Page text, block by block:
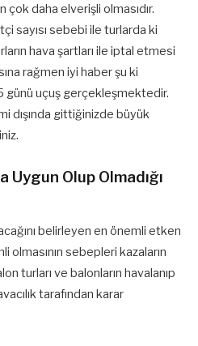
daha elverişli olmasıdır.
sayısı sebebi ile turlarda ki
hava şartları ile iptal etmesi
rağmen iyi haber şu ki
günü uçuş gerçekleşmektedir.
dışında gittiğinizde büyük
Uygun Olup Olmadığı
belirleyen en önemli etken
olmasının sebepleri kazaların
turları ve balonların havalanıp
tarafından karar